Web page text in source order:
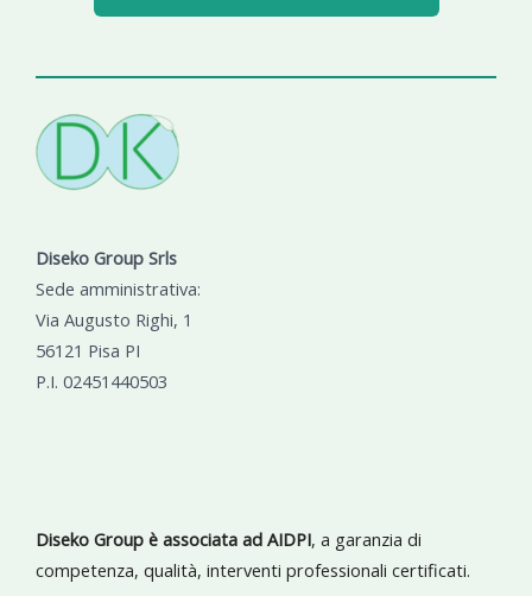
Diseko Group Srls
Sede amministrativa:
Via Augusto Righi, 1
56121 Pisa PI
P.I. 02451440503
Diseko Group è associata ad AIDPI, a garanzia di
competenza, qualità, interventi professionali certificati.